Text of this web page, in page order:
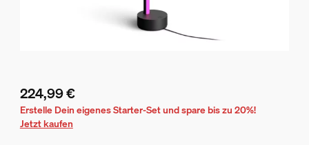
Aktueller Preis ist 224,99 €
224,99 €
Erstelle Dein eigenes Starter-Set und spare bis zu 20%!
Jetzt kaufen